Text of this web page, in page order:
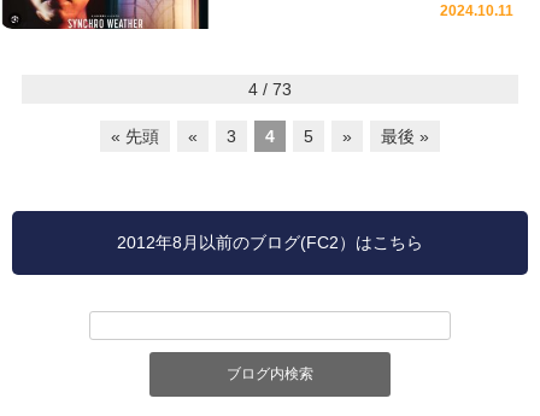
2024.10.11
4 / 73
« 先頭 « 3 4 5 » 最後 »
2012年8月以前のブログ(FC2）はこちら